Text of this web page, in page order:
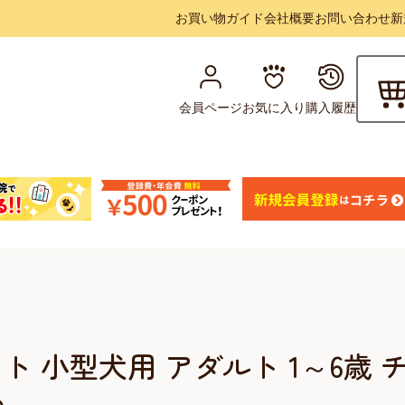
お買い物ガイド会社概要お問い合わせ
会員ページお気に入り購入履歴
小型犬用 アダルト 1～6歳